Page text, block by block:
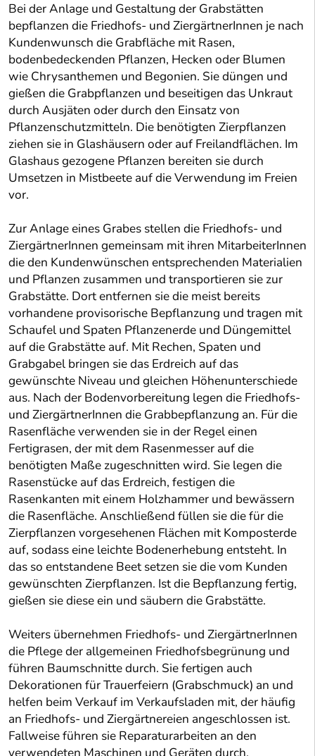
Bei der Anlage und Gestaltung der Grabstätten
bepflanzen die Friedhofs- und ZiergärtnerInnen je nach
Kundenwunsch die Grabfläche mit Rasen,
bodenbedeckenden Pflanzen, Hecken oder Blumen
wie Chrysanthemen und Begonien. Sie düngen und
gießen die Grabpflanzen und beseitigen das Unkraut
durch Ausjäten oder durch den Einsatz von
Pflanzenschutzmitteln. Die benötigten Zierpflanzen
ziehen sie in Glashäusern oder auf Freilandflächen. Im
Glashaus gezogene Pflanzen bereiten sie durch
Umsetzen in Mistbeete auf die Verwendung im Freien
vor.
Zur Anlage eines Grabes stellen die Friedhofs- und
ZiergärtnerInnen gemeinsam mit ihren MitarbeiterInnen
die den Kundenwünschen entsprechenden Materialien
und Pflanzen zusammen und transportieren sie zur
Grabstätte. Dort entfernen sie die meist bereits
vorhandene provisorische Bepflanzung und tragen mit
Schaufel und Spaten Pflanzenerde und Düngemittel
auf die Grabstätte auf. Mit Rechen, Spaten und
Grabgabel bringen sie das Erdreich auf das
gewünschte Niveau und gleichen Höhenunterschiede
aus. Nach der Bodenvorbereitung legen die Friedhofs-
und ZiergärtnerInnen die Grabbepflanzung an. Für die
Rasenfläche verwenden sie in der Regel einen
Fertigrasen, der mit dem Rasenmesser auf die
benötigten Maße zugeschnitten wird. Sie legen die
Rasenstücke auf das Erdreich, festigen die
Rasenkanten mit einem Holzhammer und bewässern
die Rasenfläche. Anschließend füllen sie die für die
Zierpflanzen vorgesehenen Flächen mit Komposterde
auf, sodass eine leichte Bodenerhebung entsteht. In
das so entstandene Beet setzen sie die vom Kunden
gewünschten Zierpflanzen. Ist die Bepflanzung fertig,
gießen sie diese ein und säubern die Grabstätte.
Weiters übernehmen Friedhofs- und ZiergärtnerInnen
die Pflege der allgemeinen Friedhofsbegrünung und
führen Baumschnitte durch. Sie fertigen auch
Dekorationen für Trauerfeiern (Grabschmuck) an und
helfen beim Verkauf im Verkaufsladen mit, der häufig
an Friedhofs- und Ziergärtnereien angeschlossen ist.
Fallweise führen sie Reparaturarbeiten an den